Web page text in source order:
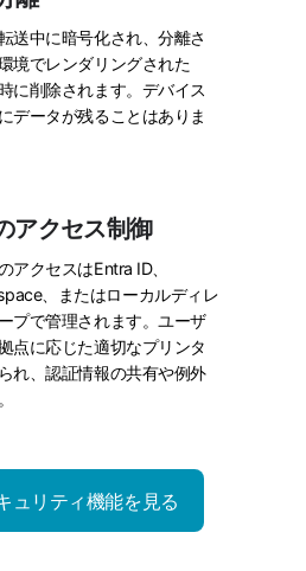
送中に暗号化され、分離さ
境でレンダリングされた
に削除されます。デバイス
データが残ることはありま
アクセス制御
アクセスはEntra ID、
、またはローカルディレ
プで管理されます。ユーザ
点に応じた適切なプリンタ
れ、認証情報の共有や例外
ュリティ機能を見る